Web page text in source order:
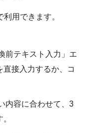
用できます。
前テキスト入力」エ
直接入力するか、コ
内容に合わせて、3